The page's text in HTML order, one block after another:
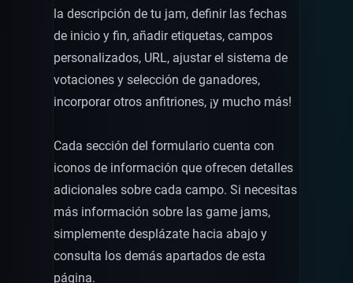
la descripción de tu jam, definir las fechas
de inicio y fin, añadir etiquetas, campos
personalizados, URL, ajustar el sistema de
votaciones y selección de ganadores,
incorporar otros anfitriones, ¡y mucho más!
Cada sección del formulario cuenta con
iconos de información que ofrecen detalles
adicionales sobre cada campo. Si necesitas
más información sobre las game jams,
simplemente desplázate hacia abajo y
consulta los demás apartados de esta
página.